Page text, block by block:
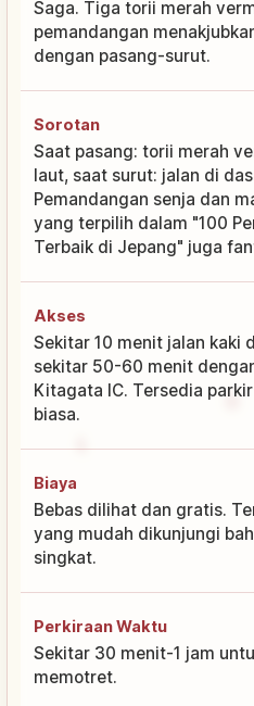
Saga. Tiga torii merah
pemandangan
dengan pasang-surut.
Sorotan
Saat pasang: torii merah
laut, saat surut: jalan di
Pemandangan senja dan
yang terpilih dalam "100
Terbaik di Jepang" juga
Akses
Sekitar 10 menit jalan kaki
sekitar 50-60 menit
Kitagata IC. Tersedia
biasa.
Biaya
Bebas dilihat dan gratis.
yang mudah dikunjungi
singkat.
Perkiraan Waktu
Sekitar 30 menit-1 jam
memotret.